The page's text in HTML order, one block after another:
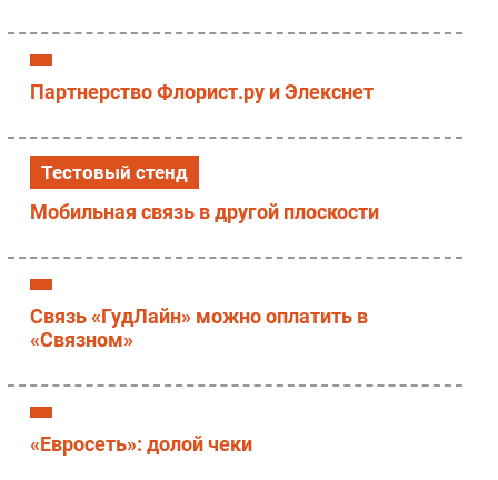
Финансы
Web
Безопасность
Гаджеты
Здоровье
РАЗДЕЛЫ
Интервью
Партнерство Флорист.ру и Элекснет
Тестовый стенд
Мобильная связь в другой плоскости
Связь «ГудЛайн» можно оплатить в
«Связном»
«Евросеть»: долой чеки